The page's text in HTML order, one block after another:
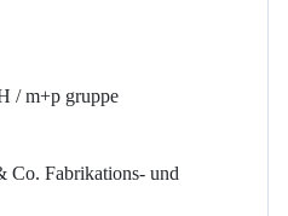
/ m+p gruppe
Co. Fabrikations- und